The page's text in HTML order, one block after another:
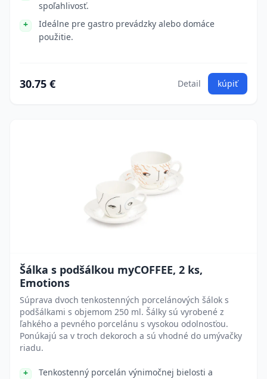
spoľahlivosť.
Ideálne pre gastro prevádzky alebo domáce
použitie.
30.75 € Detail kúpiť
Šálka s podšálkou myCOFFEE, 2 ks,
Emotions
Súprava dvoch tenkostenných porcelánových šálok s
podšálkami s objemom 250 ml. Šálky sú vyrobené z
ľahkého a pevného porcelánu s vysokou odolnosťou.
Ponúkajú sa v troch dekoroch a sú vhodné do umývačky
riadu.
Tenkostenný porcelán výnimočnej bielosti a